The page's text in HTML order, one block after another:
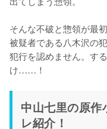
そんな不破と惣領が最
被疑者である八木沢の
犯行を認めません。す
け……！
中山七里の原
レ紹介！